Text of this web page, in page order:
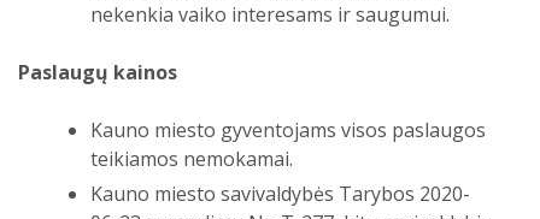
nekenkia vaiko interesams ir saugumui.
Paslaugų kainos
Kauno miesto gyventojams visos paslaugos
teikiamos nemokamai.
Kauno miesto savivaldybės Tarybos 2020-